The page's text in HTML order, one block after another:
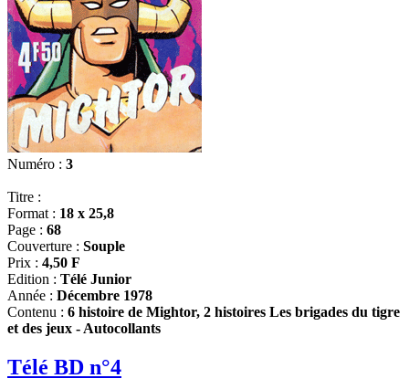
Numéro : 3
Titre :
Format : 18 x 25,8
Page : 68
Couverture : Souple
Prix : 4,50 F
Edition : Télé Junior
Année : Décembre 1978
Contenu : 6 histoire de Mightor, 2 histoires Les brigades du tigre
et des jeux - Autocollants
Télé BD n°4